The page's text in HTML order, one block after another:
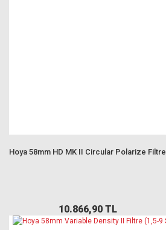
Hoya 58mm HD MK II Circular Polarize Filtre
10.866,90 TL